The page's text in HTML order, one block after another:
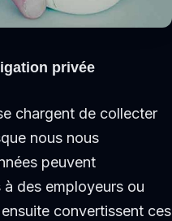
privée
chargent de collecter
nous nous
peuvent
des employeurs ou
convertissent ces